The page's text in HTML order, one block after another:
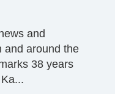
and
and around the
38 years